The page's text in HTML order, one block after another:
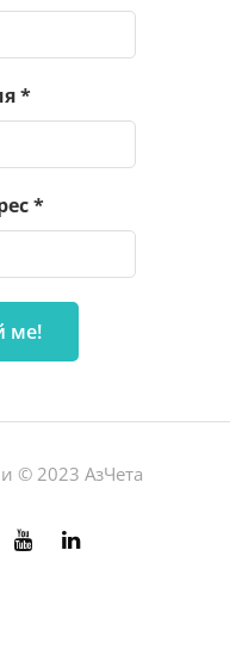
*
*
© 2023 АзЧета